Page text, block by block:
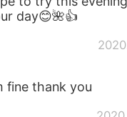
day😊🌺👍
fine thank you